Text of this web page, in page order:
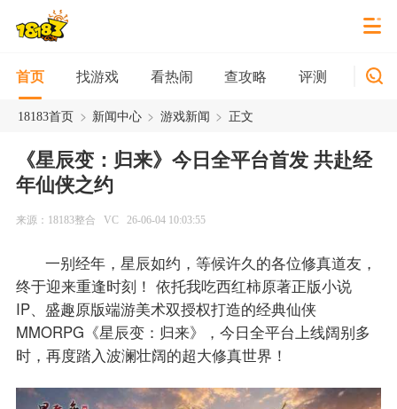
首页 找游戏 看热闹 查攻略 评测 新游
18183首页 > 新闻中心 > 游戏新闻 > 正文
《星辰变：归来》今日全平台首发 共赴经
年仙侠之约
来源：18183整合 VC 26-06-04 10:03:55
一别经年，星辰如约，等候许久的各位修真道友，
终于迎来重逢时刻！ 依托我吃西红柿原著正版小说
IP、盛趣原版端游美术双授权打造的经典仙侠
MMORPG《星辰变：归来》，今日全平台上线阔别多
时，再度踏入波澜壮阔的超大修真世界！